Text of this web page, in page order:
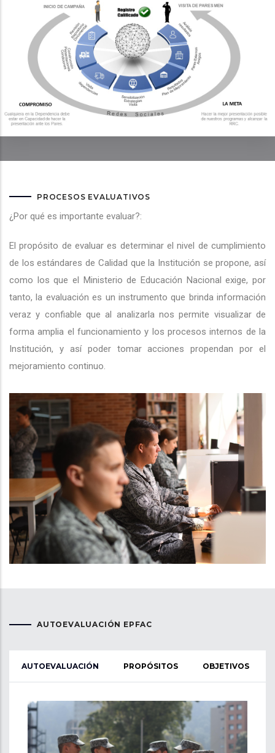
PROCESOS EVALUATIVOS
¿Por qué es importante evaluar?:
El propósito de evaluar es determinar el nivel de cumplimiento
de los estándares de Calidad que la Institución se propone, así
como los que el Ministerio de Educación Nacional exige, por
tanto, la evaluación es un instrumento que brinda información
veraz y confiable que al analizarla nos permite visualizar de
forma amplia el funcionamiento y los procesos internos de la
Institución, y así poder tomar acciones propendan por el
mejoramiento continuo.
AUTOEVALUACIÓN EPFAC
AUTOEVALUACIÓN PROPÓSITOS OBJETIVOS